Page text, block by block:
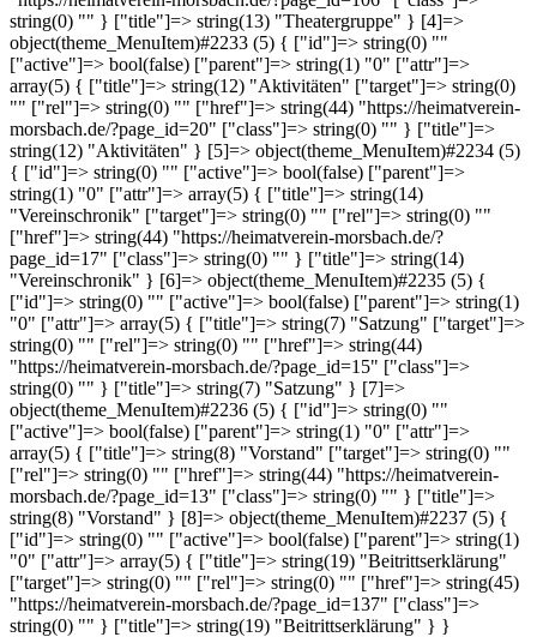
string(0) "" } ["title"]=> string(13) "Theatergruppe" } [4]=>
object(theme_MenuItem)#2233 (5) { ["id"]=> string(0) ""
["active"]=> bool(false) ["parent"]=> string(1) "0" ["attr"]=>
array(5) { ["title"]=> string(12) "Aktivitäten" ["target"]=> string(0)
"" ["rel"]=> string(0) "" ["href"]=> string(44) "https://heimatverein-
morsbach.de/?page_id=20" ["class"]=> string(0) "" } ["title"]=>
string(12) "Aktivitäten" } [5]=> object(theme_MenuItem)#2234 (5)
{ ["id"]=> string(0) "" ["active"]=> bool(false) ["parent"]=>
string(1) "0" ["attr"]=> array(5) { ["title"]=> string(14)
"Vereinschronik" ["target"]=> string(0) "" ["rel"]=> string(0) ""
["href"]=> string(44) "https://heimatverein-morsbach.de/?
page_id=17" ["class"]=> string(0) "" } ["title"]=> string(14)
"Vereinschronik" } [6]=> object(theme_MenuItem)#2235 (5) {
["id"]=> string(0) "" ["active"]=> bool(false) ["parent"]=> string(1)
"0" ["attr"]=> array(5) { ["title"]=> string(7) "Satzung" ["target"]=>
string(0) "" ["rel"]=> string(0) "" ["href"]=> string(44)
"https://heimatverein-morsbach.de/?page_id=15" ["class"]=>
string(0) "" } ["title"]=> string(7) "Satzung" } [7]=>
object(theme_MenuItem)#2236 (5) { ["id"]=> string(0) ""
["active"]=> bool(false) ["parent"]=> string(1) "0" ["attr"]=>
array(5) { ["title"]=> string(8) "Vorstand" ["target"]=> string(0) ""
["rel"]=> string(0) "" ["href"]=> string(44) "https://heimatverein-
morsbach.de/?page_id=13" ["class"]=> string(0) "" } ["title"]=>
string(8) "Vorstand" } [8]=> object(theme_MenuItem)#2237 (5) {
["id"]=> string(0) "" ["active"]=> bool(false) ["parent"]=> string(1)
"0" ["attr"]=> array(5) { ["title"]=> string(19) "Beitrittserklärung"
["target"]=> string(0) "" ["rel"]=> string(0) "" ["href"]=> string(45)
"https://heimatverein-morsbach.de/?page_id=137" ["class"]=>
string(0) "" } ["title"]=> string(19) "Beitrittserklärung" } }